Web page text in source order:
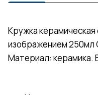
Кружка
изображением
Материал: керамика.